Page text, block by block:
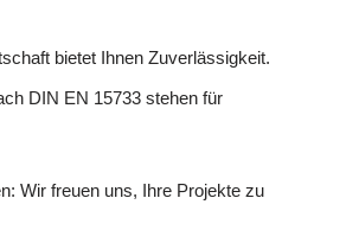
bietet Ihnen Zuverlässigkeit.
DIN EN 15733 stehen für
Wir freuen uns, Ihre Projekte zu